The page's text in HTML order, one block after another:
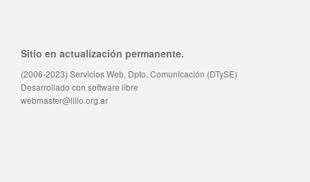
Sitio en actualización permanente.
(2006-2023) Servicios Web, Dpto. Comunicación (DTySE)
Desarrollado con software libre
webmaster@lillo.org.ar